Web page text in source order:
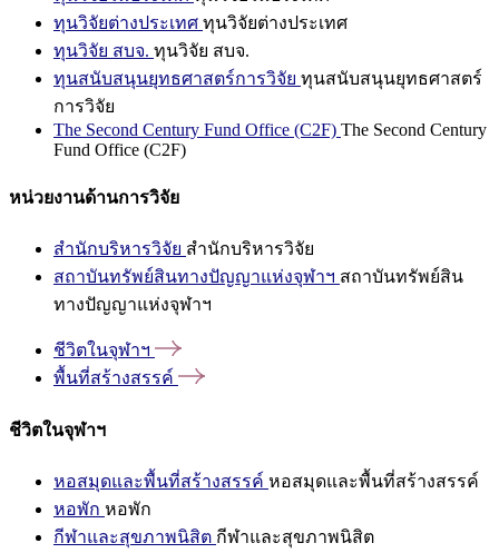
ทุนวิจัยต่างประเทศ ทุนวิจัยต่างประเทศ
ทุนวิจัย สบจ. ทุนวิจัย สบจ.
ทุนสนับสนุนยุทธศาสตร์การวิจัย ทุนสนับสนุนยุทธศาสตร์
การวิจัย
The Second Century Fund Office (C2F) The Second Century
Fund Office (C2F)
หน่วยงานด้านการวิจัย
สำนักบริหารวิจัย สำนักบริหารวิจัย
สถาบันทรัพย์สินทางปัญญาแห่งจุฬาฯ สถาบันทรัพย์สิน
ทางปัญญาแห่งจุฬาฯ
ชีวิตในจุฬาฯ
พื้นที่สร้างสรรค์
ชีวิตในจุฬาฯ
หอสมุดและพื้นที่สร้างสรรค์ หอสมุดและพื้นที่สร้างสรรค์
หอพัก หอพัก
กีฬาและสุขภาพนิสิต กีฬาและสุขภาพนิสิต